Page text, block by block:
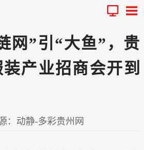
网”引“大鱼”，贵
产业招商会开到
：动静-多彩贵州网